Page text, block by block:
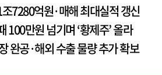
7280억원·매해 최대실적 갱신
100만원 넘기며 ‘황제주’ 올라
완공·해외 수출 물량 추가 확보